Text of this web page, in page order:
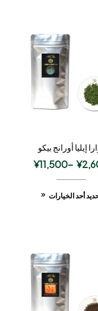
إيليا أورانج بيكو
¥
–
¥11,500
أحد الخيارات